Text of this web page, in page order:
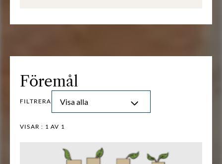
Föremål
FILTRERA Visa alla
VISAR : 1 AV 1